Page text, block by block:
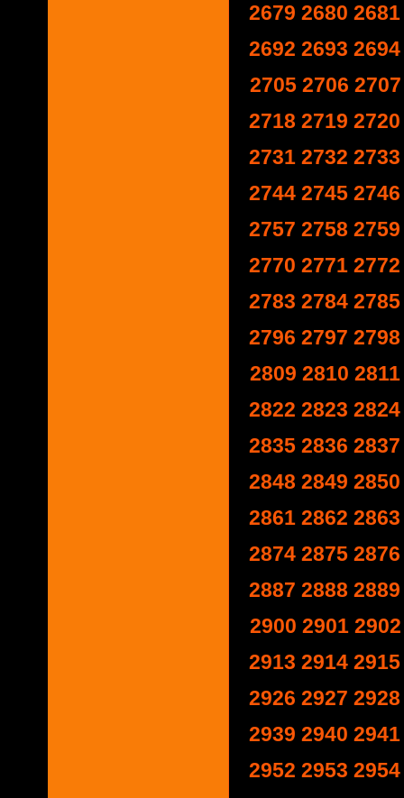
2679 2680 2681
2692 2693 2694
2705 2706 2707
2718 2719 2720
2731 2732 2733
2744 2745 2746
2757 2758 2759
2770 2771 2772
2783 2784 2785
2796 2797 2798
2809 2810 2811
2822 2823 2824
2835 2836 2837
2848 2849 2850
2861 2862 2863
2874 2875 2876
2887 2888 2889
2900 2901 2902
2913 2914 2915
2926 2927 2928
2939 2940 2941
2952 2953 2954